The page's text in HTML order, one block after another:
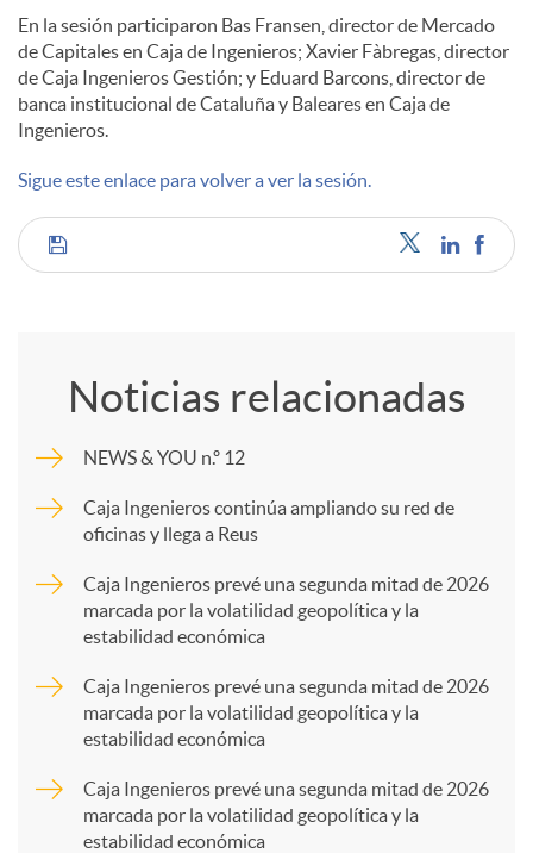
n
i
d
o
En la sesión participaron Bas Fransen, director de Mercado
de Capitales en Caja de Ingenieros; Xavier Fàbregas, director
de Caja Ingenieros Gestión; y Eduard Barcons, director de
banca institucional de Cataluña y Baleares en Caja de
Ingenieros.
Sigue este enlace para volver a ver la sesión.
C
p
a
Noticias relacionadas
NEWS & YOU n.º 12
Caja Ingenieros continúa ampliando su red de
oficinas y llega a Reus
Caja Ingenieros prevé una segunda mitad de 2026
marcada por la volatilidad geopolítica y la
estabilidad económica
Caja Ingenieros prevé una segunda mitad de 2026
marcada por la volatilidad geopolítica y la
estabilidad económica
Caja Ingenieros prevé una segunda mitad de 2026
marcada por la volatilidad geopolítica y la
estabilidad económica